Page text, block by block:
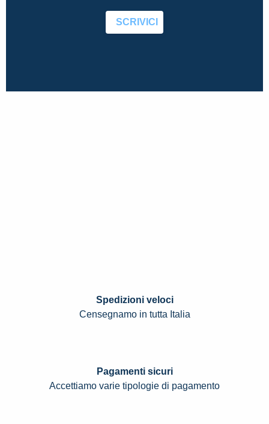
SCRIVICI
Spedizioni veloci
Censegnamo in tutta Italia
Pagamenti sicuri
Accettiamo varie tipologie di pagamento